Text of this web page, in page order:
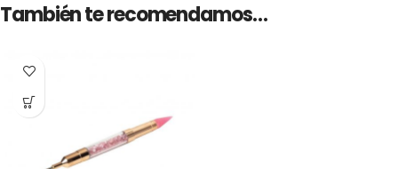
También te recomendamos…